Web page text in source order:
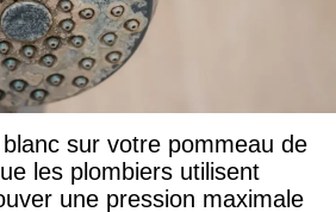
sur votre pommeau de
les plombiers utilisent
une pression maximale